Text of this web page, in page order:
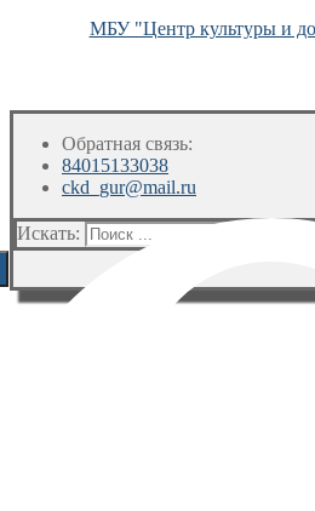
МБУ "Центр культуры и
Обратная связь:
84015133038
ckd_gur@mail.ru
Искать: